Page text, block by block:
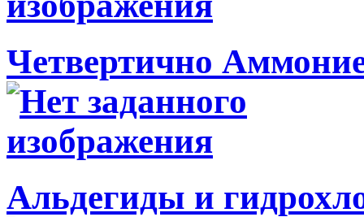
Четвертично
Альдегиды и